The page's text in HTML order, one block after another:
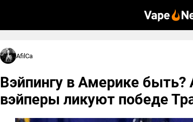
AfilCa
Вэйпингу в Америке быть?
вэйперы ликуют победе